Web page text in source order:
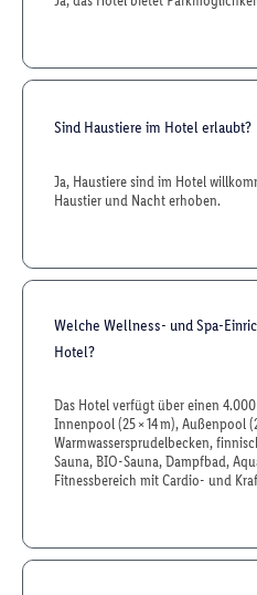
Sind Haustiere im Hotel erlaubt?
Ja, Haustiere sind im Hotel
Haustier und Nacht erhoben.
Welche Wellness- und Spa-
Hotel?
Das Hotel verfügt über einen
Innenpool (25 × 14 m), Außenpool
Warmwassersprudelbecken,
Sauna, BIO-Sauna, Dampfbad,
Fitnessbereich mit Cardio- und